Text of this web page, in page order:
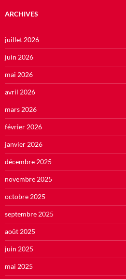
ARCHIVES
juillet 2026
juin 2026
mai 2026
avril 2026
mars 2026
février 2026
janvier 2026
décembre 2025
novembre 2025
octobre 2025
septembre 2025
août 2025
juin 2025
mai 2025